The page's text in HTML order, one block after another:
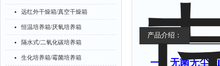
远红外干燥箱/真空干燥箱
恒温培养箱/厌氧培养箱
隔水式/二氧化碳培养箱
生化培养箱/霉菌培养箱
产品介绍：
一、 无菌无尘